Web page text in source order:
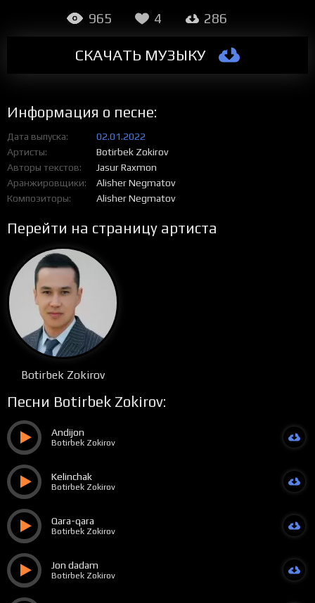
СКАЧАТЬ МУЗЫКУ
965 4 286
Информация о песне:
Дата выпуска
02.01.2022
Артисты
Botirbek Zokirov
Авторы текстов
Jasur Raxmon
Аранжировщики
Alisher Negmatov
Композиторы
Alisher Negmatov
Перейти на страницу артиста
Botirbek Zokirov
Песни Botirbek Zokirov:
Andijon
Botirbek Zokirov
Kelinchak
Botirbek Zokirov
Qara-qara
Botirbek Zokirov
Jon dadam
Botirbek Zokirov